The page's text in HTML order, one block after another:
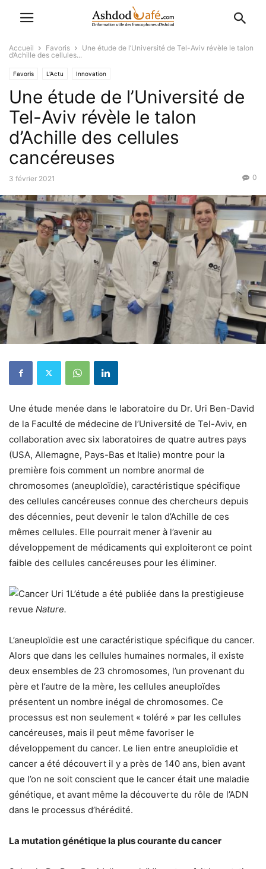
Accueil Favoris
Une étude de l’Université de Tel-Aviv révèle le talon
d’Achille des cellules...
Favoris L'Actu Innovation
Une étude de l’Université de
Tel-Aviv révèle le talon
d’Achille des cellules
cancéreuses
3 février 2021 0
Une étude menée dans le laboratoire du Dr. Uri Ben-David
de la Faculté de médecine de l’Université de Tel-Aviv, en
collaboration avec six laboratoires de quatre autres pays
(USA, Allemagne, Pays-Bas et Italie) montre pour la
première fois comment un nombre anormal de
chromosomes (aneuploïdie), caractéristique spécifique
des cellules cancéreuses connue des chercheurs depuis
des décennies, peut devenir le talon d’Achille de ces
mêmes cellules. Elle pourrait mener à l’avenir au
développement de médicaments qui exploiteront ce point
faible des cellules cancéreuses pour les éliminer.
L’étude a été publiée dans la prestigieuse
revue Nature.
L’aneuploïdie est une caractéristique spécifique du cancer.
Alors que dans les cellules humaines normales, il existe
deux ensembles de 23 chromosomes, l’un provenant du
père et l’autre de la mère, les cellules aneuploïdes
présentent un nombre inégal de chromosomes. Ce
processus est non seulement « toléré » par les cellules
cancéreuses, mais il peut même favoriser le
développement du cancer. Le lien entre aneuploïdie et
cancer a été découvert il y a près de 140 ans, bien avant
que l’on ne soit conscient que le cancer était une maladie
génétique, et avant même la découverte du rôle de l’ADN
dans le processus d’hérédité.
La mutation génétique la plus courante du cancer